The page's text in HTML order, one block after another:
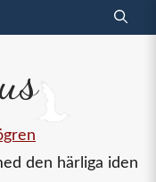
den härliga iden